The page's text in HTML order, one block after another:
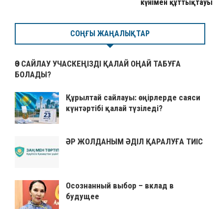
күнімен құттықтауы
СОҢҒЫ ЖАҢАЛЫҚТАР
ӨЗ САЙЛАУ УЧАСКЕҢІЗДІ ҚАЛАЙ ОҢАЙ ТАБУҒА
БОЛАДЫ?
Құрылтай сайлауы: өңірлерде саяси
күнтәртібі қалай түзіледі?
ӘР ЖОЛДАНЫМ ӘДІЛ ҚАРАЛУҒА ТИІС
Осознанный выбор – вклад в
будущее